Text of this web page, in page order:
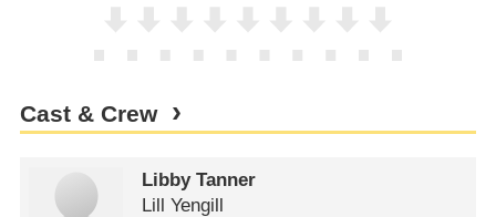
Cast & Crew
Libby Tanner
Lill Yengill